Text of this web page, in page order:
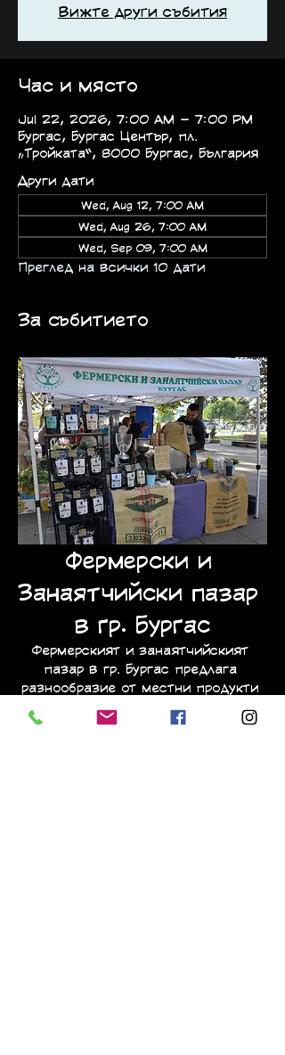
Вижте други събития
Час и място
Jul 22, 2026, 7:00 AM – 7:00 PM
Бургас, Бургас Център, пл.
„Тройката“, 8000 Бургас, България
Други дати
Wed, Aug 12, 7:00 AM
Wed, Aug 26, 7:00 AM
Wed, Sep 09, 7:00 AM
Преглед на всички 10 дати
За събитието
Фермерски и
Занаятчийски пазар
в гр. Бургас
Фермерският и занаятчийският
пазар в гр. Бургас предлага
разнообразие от местни продукти
и ръчно изработени изделия. Този
пазар е идеално място за